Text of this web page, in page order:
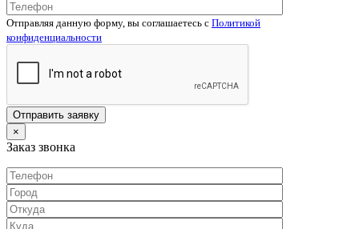
Отправляя данную форму, вы соглашаетесь c Политикой
конфиденциальности
×
Заказ звонка